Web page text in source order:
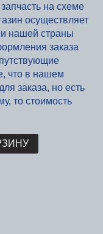
на схеме
осуществляет
нашей страны
заказа
что в нашем
заказа, но есть
то стоимость